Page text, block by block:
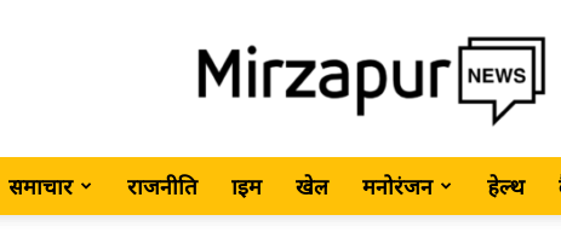
MirzapurNews.com
समाचार राजनीति क्राइम खेल मनोरंजन हेल्थ